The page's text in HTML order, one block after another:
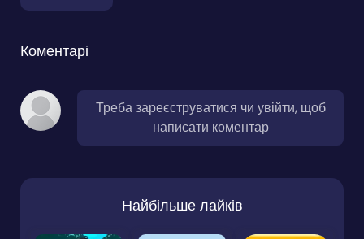
Коментарі
Треба зареєструватися чи увійти, щоб
написати коментар
Найбільше лайків